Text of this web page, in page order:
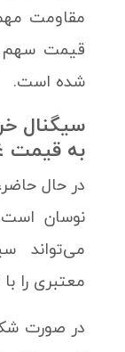
مقاومت
قیمت سهم
شده است.
سیگنال
به قیمت
در حال
نوسان
می‌تواند
معتبری را